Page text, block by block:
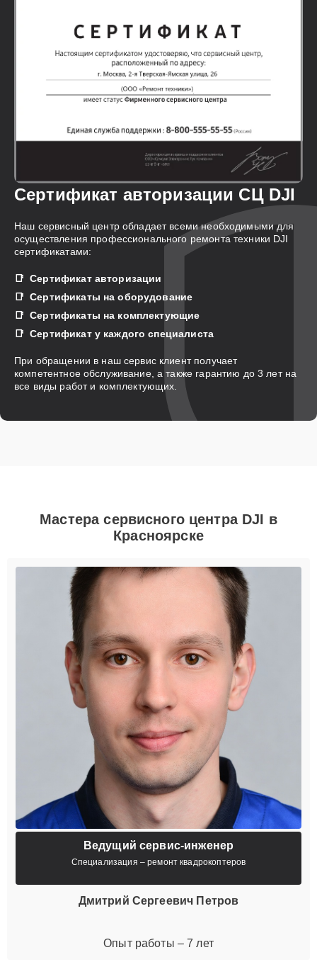
Сертификат авторизации СЦ DJI
Наш сервисный центр обладает всеми необходимыми для
осуществления профессионального ремонта техники DJI
сертификатами:
Сертификат авторизации
Сертификаты на оборудование
Сертификаты на комплектующие
Сертификат у каждого специалиста
При обращении в наш сервис клиент получает
компетентное обслуживание, а также гарантию до 3 лет на
все виды работ и комплектующих.
Мастера сервисного центра DJI в
Красноярске
Ведущий сервис-инженер
Специализация – ремонт квадрокоптеров
Дмитрий Сергеевич Петров
Опыт работы – 7 лет